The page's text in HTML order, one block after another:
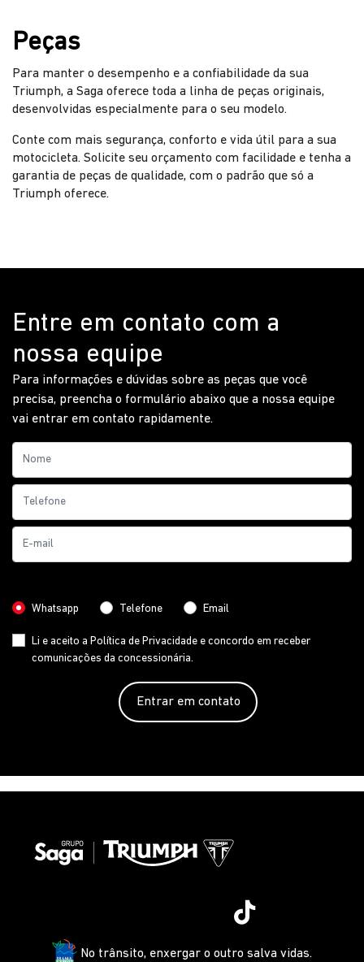
Peças
Para manter o desempenho e a confiabilidade da sua
Triumph, a Saga oferece toda a linha de peças originais,
desenvolvidas especialmente para o seu modelo.
Conte com mais segurança, conforto e vida útil para a sua
motocicleta. Solicite seu orçamento com facilidade e tenha a
garantia de peças de qualidade, com o padrão que só a
Triumph oferece.
Entre em contato com a
nossa equipe
Para informações e dúvidas sobre as peças que você
precisa, preencha o formulário abaixo que a nossa equipe
vai entrar em contato rapidamente.
Whatsapp Telefone Email
Li e aceito a Política de Privacidade e concordo em receber
comunicações da concessionária.
Entrar em contato
No trânsito, enxergar o outro salva vidas.